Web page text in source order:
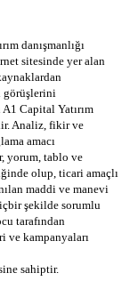
danışmanlığı
sitesinde yer alan
görüşlerini
Capital Yatırım
Analiz, fikir ve
amacı
yorum, tablo ve
olup, ticari amaçlı
maddi ve manevi
şekilde sorumlu
tarafından
ve kampanyaları
sahiptir.